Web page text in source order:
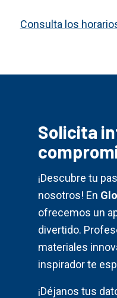
Consulta los
Solicita
¡Descubre tu
nosotros! En
ofrecemos un
divertido.
materiales
inspirador te
¡Déjanos tus